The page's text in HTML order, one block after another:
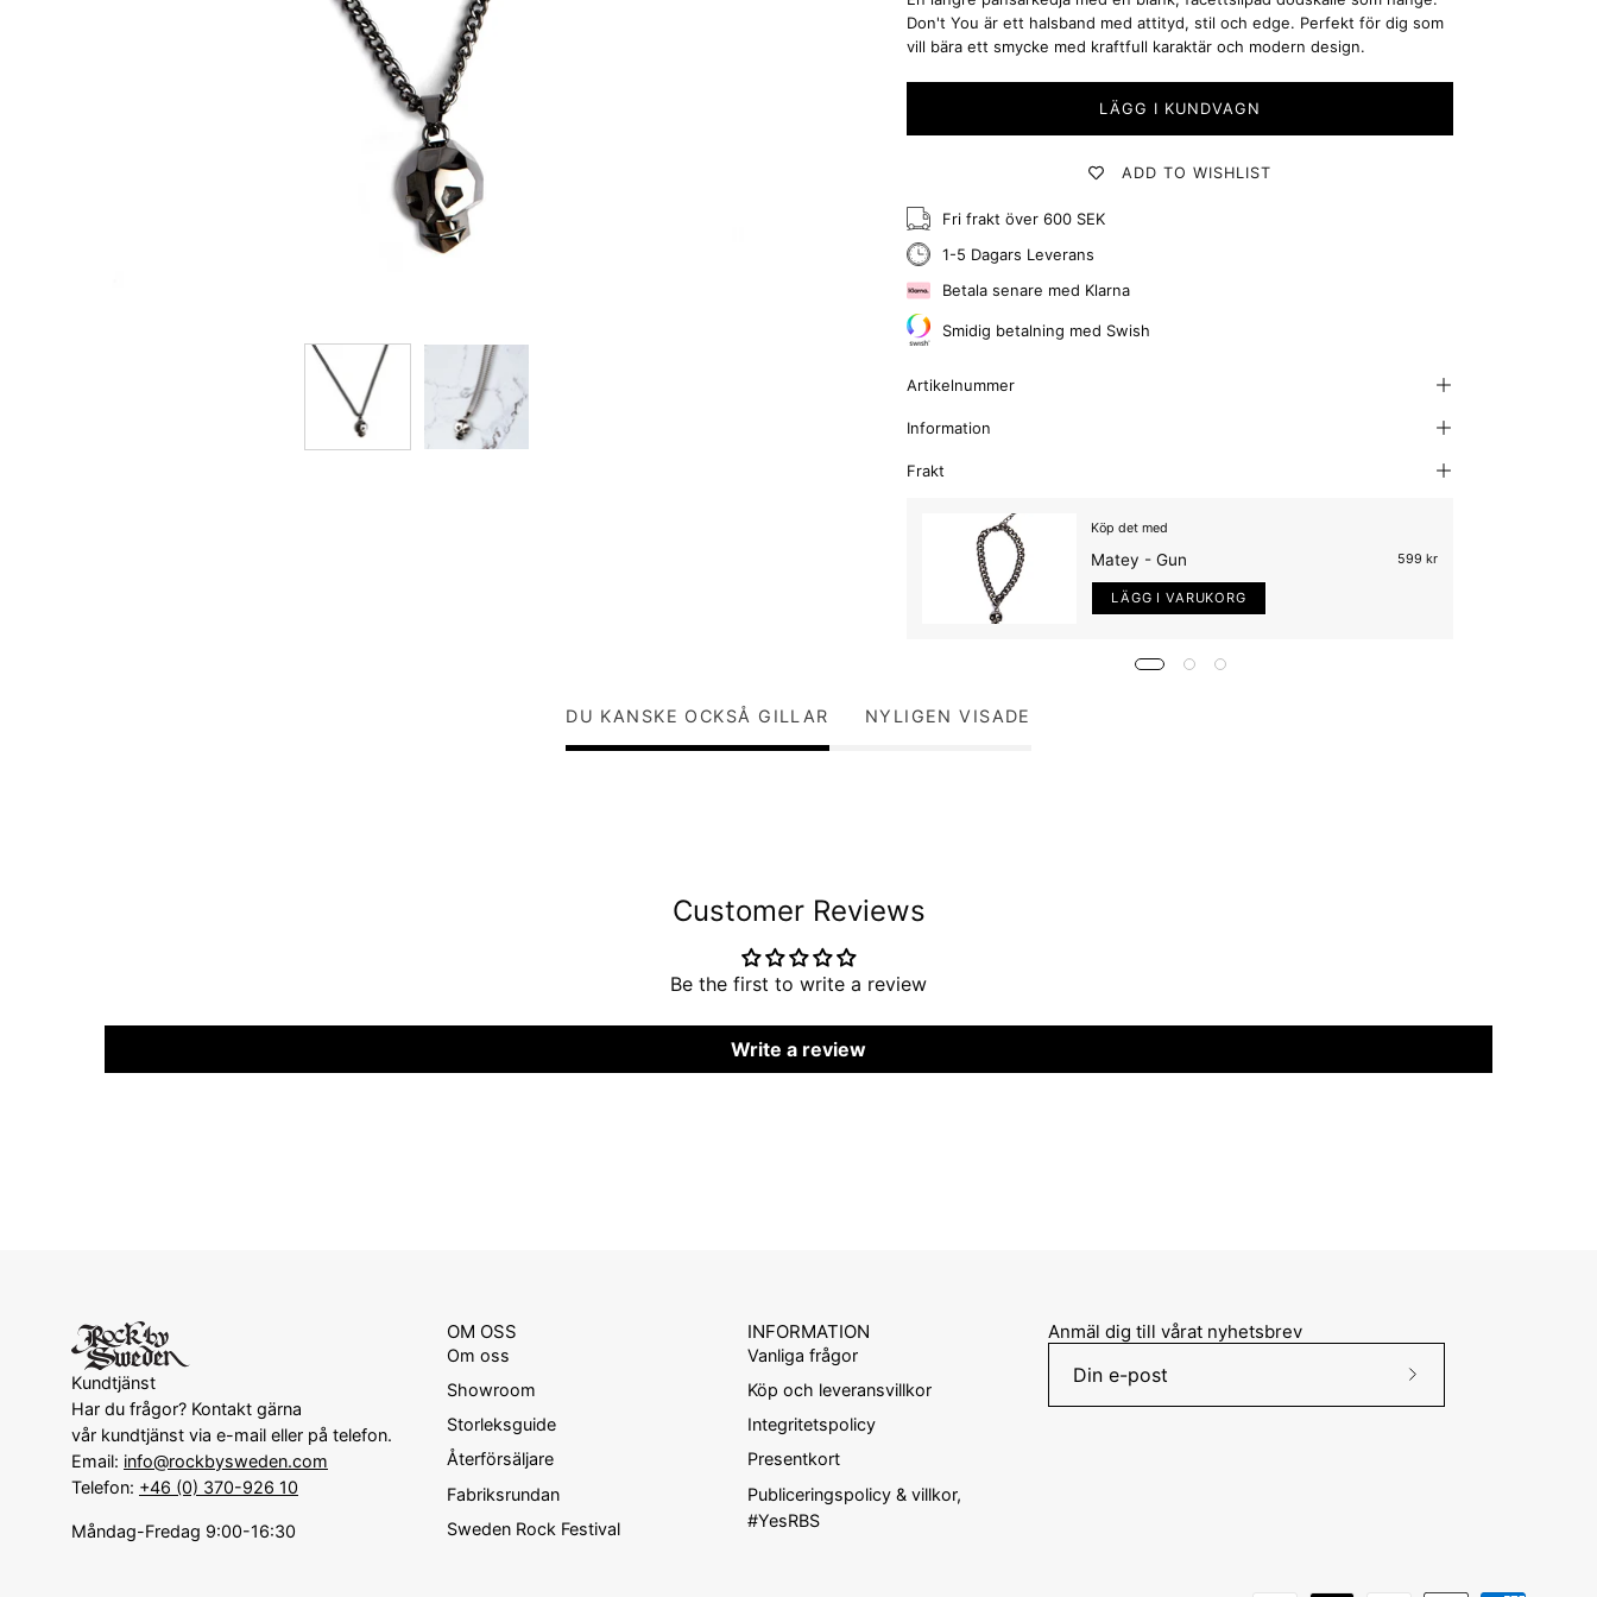
Don't You är ett halsband med attityd, stil och edge. Perfekt för dig som
vill bära ett smycke med kraftfull karaktär och modern design.
LÄGG I KUNDVAGN
ADD TO WISHLIST
Fri frakt över 600 SEK
1-5 Dagars Leverans
Betala senare med Klarna
Smidig betalning med Swish
Artikelnummer
Information
Frakt
Köp det med
Matey - Gun 599 kr
LÄGG I VARUKORG
DU KANSKE OCKSÅ GILLAR NYLIGEN VISADE
Customer Reviews
Be the first to write a review
Write a review
Kundtjänst
Har du frågor? Kontakt gärna
vår kundtjänst via e-mail eller på telefon.
Email: info@rockbysweden.com
Telefon: +46 (0) 370-926 10
Måndag-Fredag 9:00-16:30
OM OSS
Om oss
Showroom
Storleksguide
Återförsäljare
Fabriksrundan
Sweden Rock Festival
INFORMATION
Vanliga frågor
Köp och leveransvillkor
Integritetspolicy
Presentkort
Publiceringspolicy & villkor,
#YesRBS
Anmäl dig till vårat nyhetsbrev
Prenumerera